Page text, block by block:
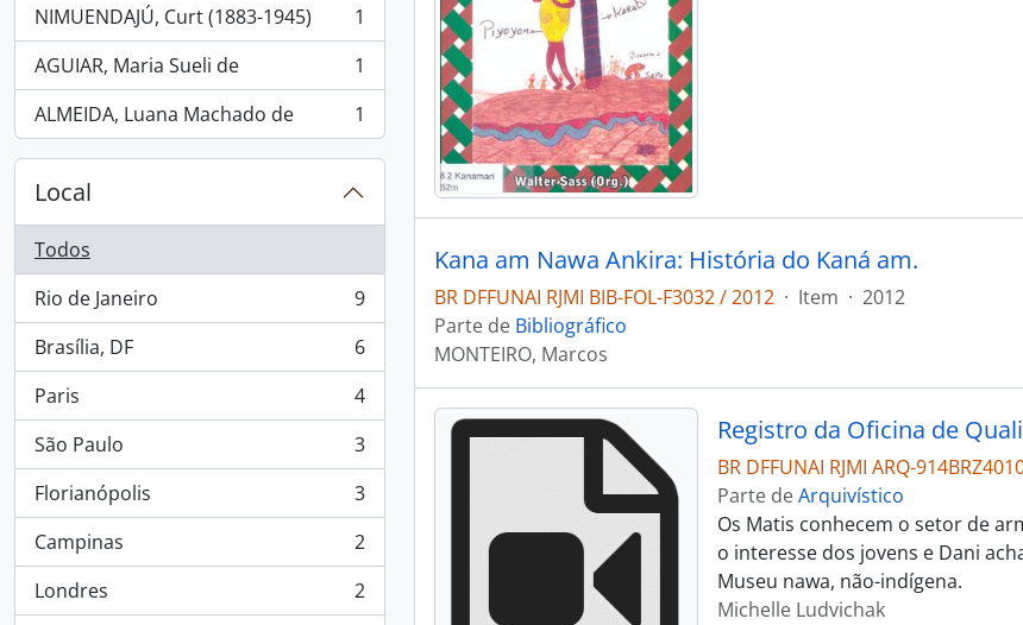
NIMUENDAJÚ, Curt (1883-1945)
, 1 resultados
1
AGUIAR, Maria Sueli de
, 1 resultados
1
ALMEIDA, Luana Machado de
, 1 resultados 1
Local
Todos
Rio de Janeiro
, 9 resultados
9
Brasília, DF
, 6 resultados
6
Paris
, 4 resultados
4
São Paulo
, 3 resultados
3
Florianópolis
, 3 resultados
3
Campinas
, 2 resultados
2
Londres
, 2 resultados
2
Kana am Nawa Ankira: História do Kaná am.
BR DFFUNAI RJMI BIB-FOL-F3032 / 2012 · Item · 2012
Parte de Bibliográfico
MONTEIRO, Marcos
Registro da Oficina de
BR DFFUNAI RJMI ARQ-
Parte deArquivístico
Os Matis conhecem o setor de
o interesse dos jovens e Dani
Museu nawa, não-indígena.
Michelle Ludvichak